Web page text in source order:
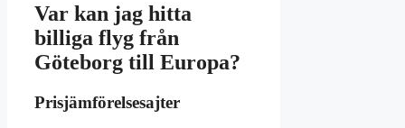
Var kan jag hitta
billiga flyg från
Göteborg till Europa?
Prisjämförelsesajter